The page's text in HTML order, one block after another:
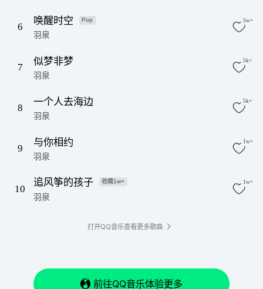
6
唤醒时空 Pop
羽泉
5w+
7
似梦非梦
羽泉
5k+
8
一个人去海边
羽泉
5k+
9
与你相约
羽泉
1w+
10
追风筝的孩子 收藏1w+
羽泉
1w+
打开QQ音乐查看更多歌曲
前往QQ音乐体验更多